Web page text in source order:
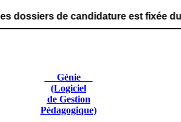
de candidature est fixée du
Génie
(Logiciel
de Gestion
Pédagogique)